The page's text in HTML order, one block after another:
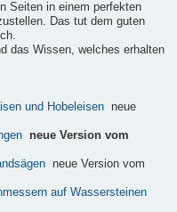
Seiten in einem perfekten
Das tut dem guten
das Wissen, welches erhalten
und Hobeleisen neue
neue Version vom
neue Version vom
auf Wassersteinen